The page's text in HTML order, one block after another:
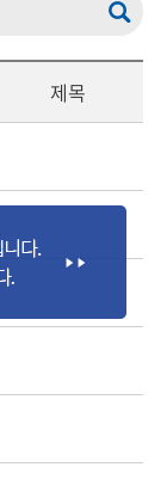
제목